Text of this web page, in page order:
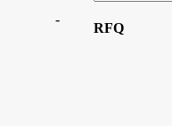
-
RFQ